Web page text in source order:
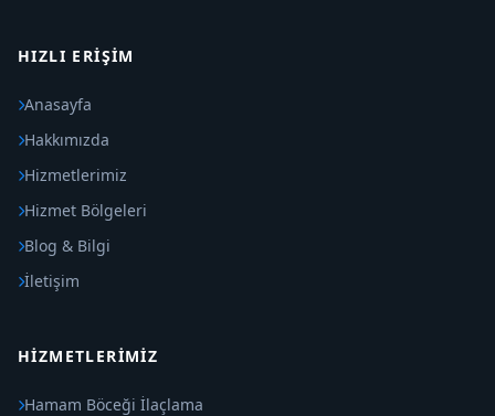
HIZLI ERIŞIM
Anasayfa
Hakkımızda
Hizmetlerimiz
Hizmet Bölgeleri
Blog & Bilgi
İletişim
HIZMETLERIMIZ
Hamam Böceği İlaçlama